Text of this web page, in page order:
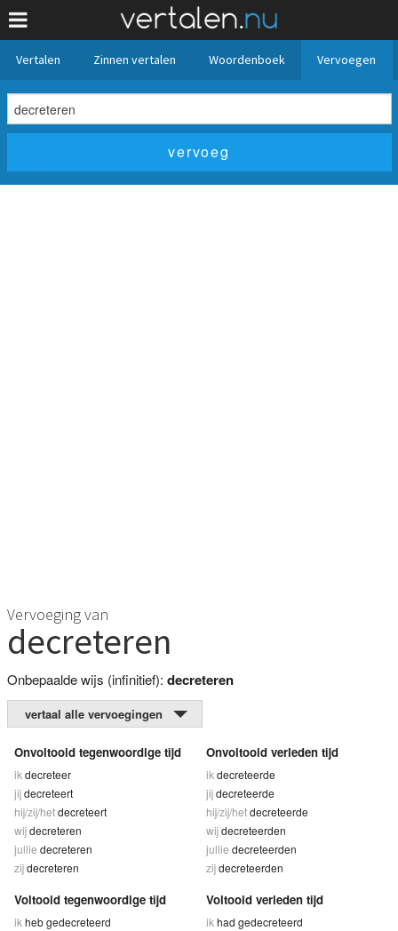
Vertalen Zinnen vertalen Woordenboek Vervoegen
Vervoeging van
decreteren
Onbepaalde wijs (infinitief): decreteren
vertaal alle vervoegingen
Onvoltooid tegenwoordige tijd
ik decreteer
jijdecreteert
hij/zij/hetdecreteert
wijdecreteren
jullie decreteren
zijdecreteren
Onvoltooid verleden tijd
ik decreteerde
jijdecreteerde
hij/zij/hetdecreteerde
wijdecreteerden
jullie decreteerden
zijdecreteerden
Voltooid tegenwoordige tijd
ik heb gedecreteerd
Voltooid verleden tijd
ik had gedecreteerd